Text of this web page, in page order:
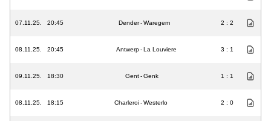
07.11.25. 20:45 Dender-Waregem 2 : 2
08.11.25. 20:45 Antwerp-La Louviere 3 : 1
09.11.25. 18:30 Gent-Genk 1 : 1
08.11.25. 18:15 Charleroi-Westerlo 2 : 0